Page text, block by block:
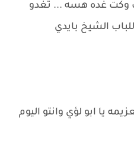
وكت غده هسه ... تغدو
الشيخ بايدي
يا ابو لؤي وانتو اليوم